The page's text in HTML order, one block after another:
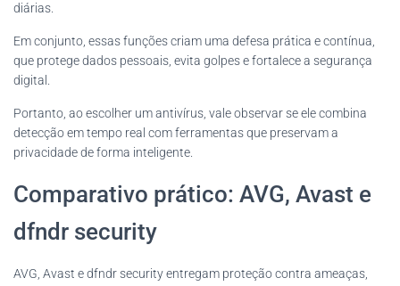
diárias.
Em conjunto, essas funções criam uma defesa prática e contínua,
que protege dados pessoais, evita golpes e fortalece a segurança
digital.
Portanto, ao escolher um antivírus, vale observar se ele combina
detecção em tempo real com ferramentas que preservam a
privacidade de forma inteligente.
Comparativo prático: AVG, Avast e
dfndr security
AVG, Avast e dfndr security entregam proteção contra ameaças,